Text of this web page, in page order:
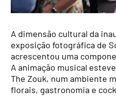
A dimensão cultural da
exposição fotográfica de
acrescentou uma
A animação musical
The Zouk, num ambiente
florais, gastronomia e